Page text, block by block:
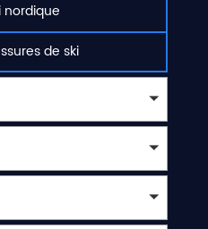
nordique
de ski